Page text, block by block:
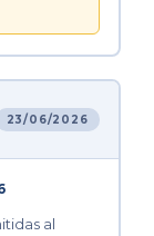
23/06/2026
al